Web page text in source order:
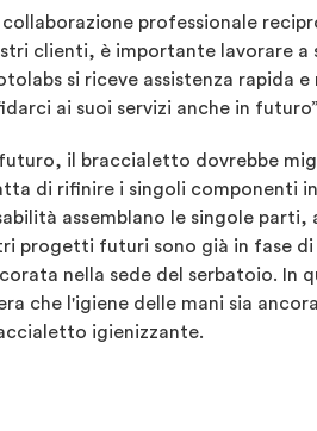
collaborazione professionale
clienti, è importante lavorare
si riceve assistenza rapida
ai suoi servizi anche in
futuro, il braccialetto dovrebbe
di rifinire i singoli componenti
assemblano le singole
progetti futuri sono già in fase di
nella sede del serbatoio. In
che l'igiene delle mani sia
igienizzante.